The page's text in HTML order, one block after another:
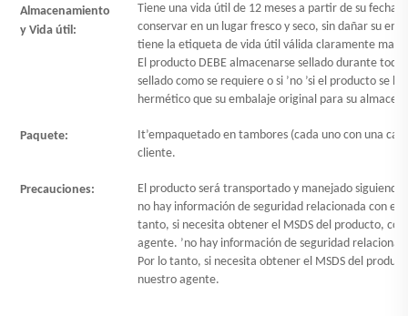
Almacenamiento
y Vida útil:
Tiene una vida útil de 12 meses a partir de su fecha
conservar en un lugar fresco y seco, sin dañar su
tiene la etiqueta de vida útil válida claramente
El producto DEBE almacenarse sellado durante
sellado como se requiere o si ’no ’si el producto se
hermético que su embalaje original para su
Paquete: It’empaquetado en tambores (cada uno con una
cliente.
Precauciones:
El producto será transportado y manejado
no hay información de seguridad relacionada con el
tanto, si necesita obtener el MSDS del producto,
agente. ’no hay información de seguridad
Por lo tanto, si necesita obtener el MSDS del
nuestro agente.